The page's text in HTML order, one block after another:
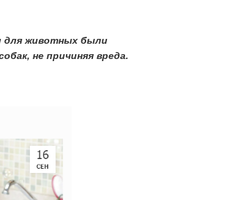
для животных были
не причиняя вреда.